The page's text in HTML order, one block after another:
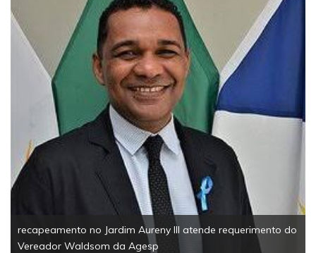
recapeamento no Jardim Aureny III atende requerimento do
Vereador Waldsom da Agesp